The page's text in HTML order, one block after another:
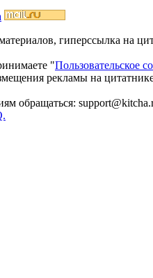
гиперссылка на
"Пользовательское
рекламы на
обращаться: